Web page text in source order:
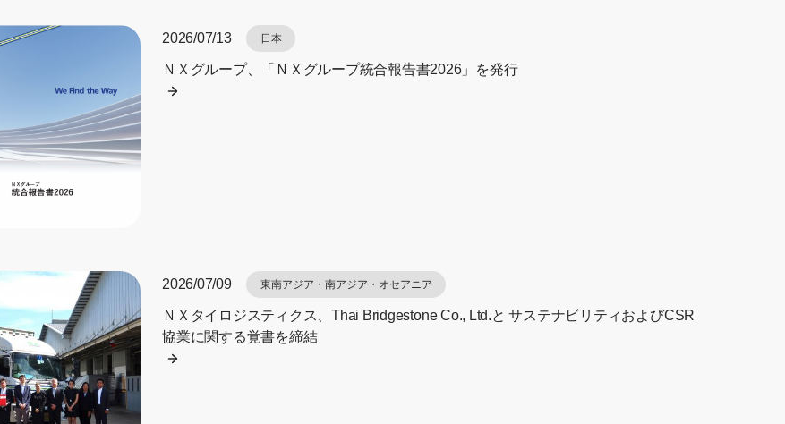
2026/07/13 日本
ＮＸグループ、「ＮＸグループ統合報告書2026」を発行
2026/07/09 東南アジア・南アジア・オセアニア
ＮＸタイロジスティクス、Thai Bridgestone Co., Ltd.と サステナビリティおよびCSR
協業に関する覚書を締結